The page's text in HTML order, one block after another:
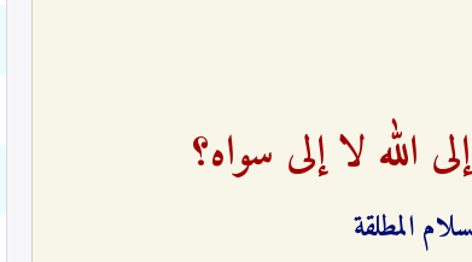
لا إلى سواه؟
المطلقة